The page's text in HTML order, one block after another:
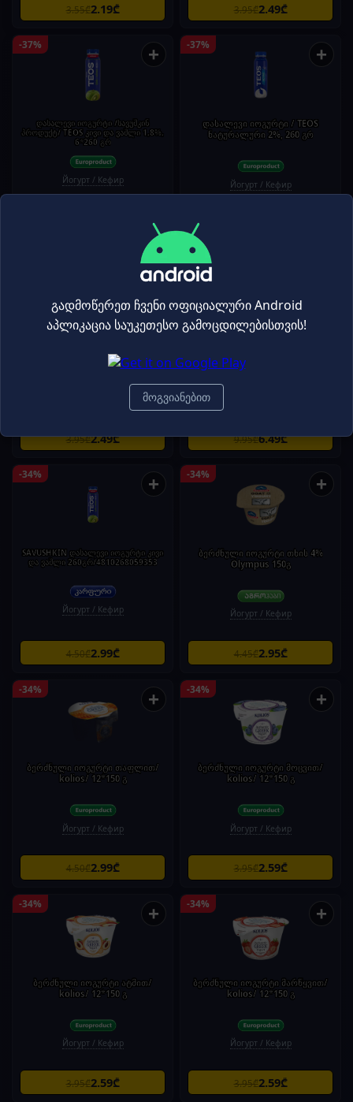
3.55₾2.19₾ 3.95₾2.49₾
-37% +
დასალევი იოგურტი /სავუშკინ
პროდუქტ/ TEOS კივი და ვაშლი 1,8%,
6*260 გრ
Йогурт / Кефир
-37% +
დასალევი იოგურტი / TEOS
ნატურალური 2%, 260 გრ
Йогурт / Кефир
+
3.95₾2.49₾ 9.95₾6.49₾
-34% +
SAVUSHKIN დასალევი იოგურტი კივი
და ვაშლი 260გრ/4810268059353
Йогурт / Кефир
4.50₾2.99₾
-34% +
ბერძნული იოგურტი თხის 4%
Olympus 150გ
Йогурт / Кефир
4.45₾2.95₾
-34% +
ბერძნული იოგურტი თაფლით/
kolios/ 12*150 გ
Йогурт / Кефир
4.50₾2.99₾
-34% +
ბერძნული იოგურტი მოცვით/
kolios/ 12*150 გ
Йогурт / Кефир
3.95₾2.59₾
-34% +
ბერძნული იოგურტი ატმით/
kolios/ 12*150 გ
Йогурт / Кефир
3.95₾2.59₾
-34% +
ბერძნული იოგურტი მარწყვით/
kolios/ 12*150 გ
Йогурт / Кефир
3.95₾2.59₾
გადმოწერეთ ჩვენი ოფიციალური Android
აპლიკაცია საუკეთესო გამოცდილებისთვის!
მოგვიანებით